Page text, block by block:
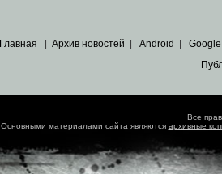
Главная Архив новостей Android Google
Все
Основными материалами сайта являются архивные